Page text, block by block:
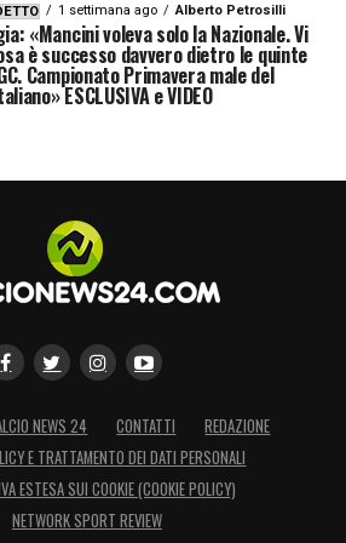
1 settimana ago Alberto Petrosilli
«Mancini voleva solo la Nazionale. Vi
è successo davvero dietro le quinte
Campionato Primavera male del
ESCLUSIVA e VIDEO
NEWS 24 CONTATTI
REDAZIONE
E TRATTAMENTO DEI DATI PERSONALI
ESTESA SUI COOKIE (COOKIE POLICY)
NETWORK SPORT REVIEW